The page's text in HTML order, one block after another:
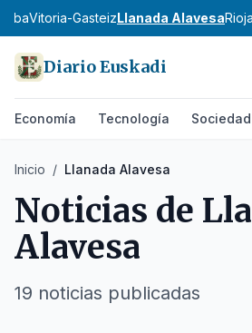
Vitoria-GasteizLlanada Alavesa
Diario Euskadi
Economía Tecnología Sociedad
Inicio / Llanada Alavesa
Noticias de
Alavesa
19 noticias publicadas